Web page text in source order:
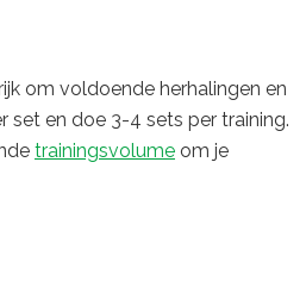
om voldoende herhalingen en
set en doe 3-4 sets per training.
trainingsvolume om je